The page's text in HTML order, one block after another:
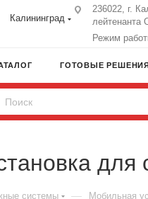
Калининград
236022, г.
лейтенанта
Режим
ГОТОВЫЕ
для
системы — Мобильная